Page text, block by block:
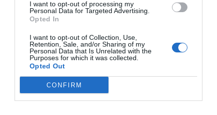
I want to opt-out of processing my
Personal Data for Targeted Advertising.
Opted In
I want to opt-out of Collection, Use,
Retention, Sale, and/or Sharing of my
Personal Data that Is Unrelated with the
Purposes for which it was collected.
Opted Out
CONFIRM